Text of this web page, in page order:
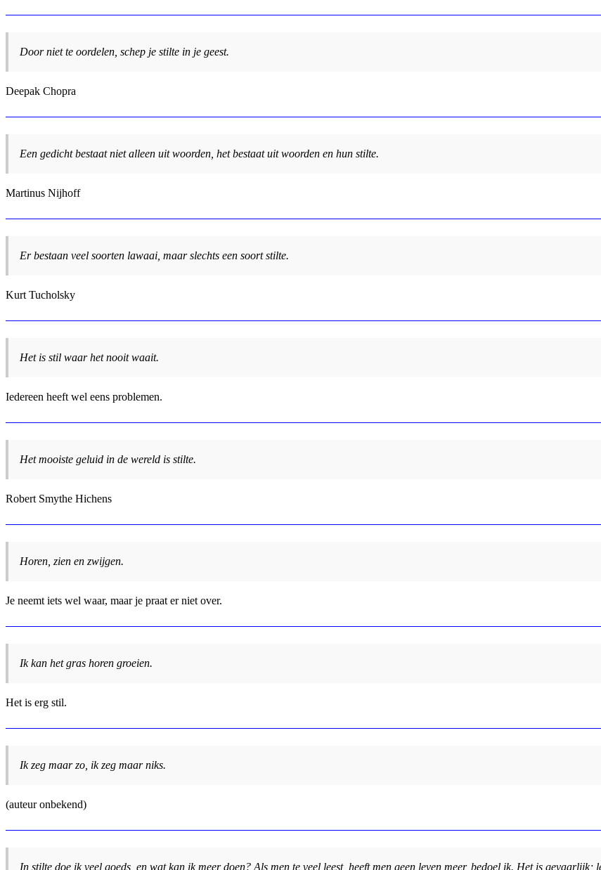
Door niet te oordelen, schep je stilte in je geest.
Deepak Chopra
Een gedicht bestaat niet alleen uit woorden, het bestaat uit woorden en hun stilte.
Martinus Nijhoff
Er bestaan veel soorten lawaai, maar slechts een soort stilte.
Kurt Tucholsky
Het is stil waar het nooit waait.
Iedereen heeft wel eens problemen.
Het mooiste geluid in de wereld is stilte.
Robert Smythe Hichens
Horen, zien en zwijgen.
Je neemt iets wel waar, maar je praat er niet over.
Ik kan het gras horen groeien.
Het is erg stil.
Ik zeg maar zo, ik zeg maar niks.
(auteur onbekend)
In stilte doe ik veel goeds, en wat kan ik meer doen? Als men te veel leest, heeft men geen leven meer, bedoel ik. Het is gevaarlijk;